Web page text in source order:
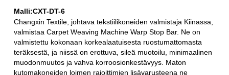
Malli:CXT-DT-6
Changxin Textile, johtava tekstiilikoneiden valmistaja Kiinassa,
valmistaa Carpet Weaving Machine Warp Stop Bar. Ne on
valmistettu kokonaan korkealaatuisesta ruostumattomasta
teräksestä, ja niissä on erottuva, sileä muotoilu, minimaalinen
muodonmuutos ja vahva korroosionkestävyys. Maton
kutomakoneiden loimen rajoittimien lisävarusteena ne